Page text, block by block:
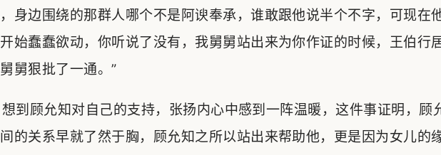
身边围绕的那群人哪个不是阿谀奉承，谁敢跟他说半个不字，可现在
始蠢蠢欲动，你听说了没有，我舅舅站出来为你作证的时候，王伯行
舅狠批了一通。”
到顾允知对自己的支持，张扬内心中感到一阵温暖，这件事证明，顾
的关系早就了然于胸，顾允知之所以站出来帮助他，更是因为女儿的